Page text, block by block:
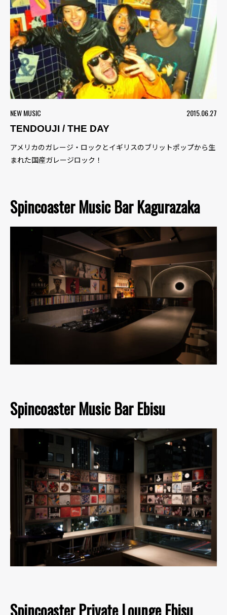
NEW MUSIC
2015.06.27
TENDOUJI / THE DAY
アメリカのガレージ・ロックとイギリスのブリットポップから生
まれた国産ガレージロック！
Spincoaster Music Bar Kagurazaka
Spincoaster Music Bar Ebisu
Spincoaster Private Lounge Ebisu